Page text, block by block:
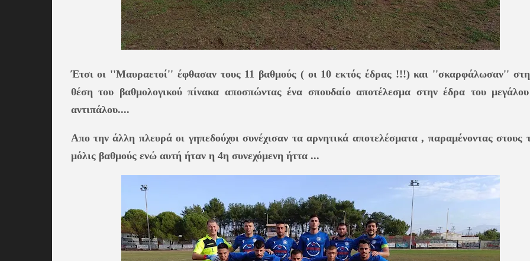
Έτσι οι ''Μαυραετοί'' έφθασαν τους 11 βαθμούς ( οι 10 εκτός έδρας !!!) και ''σκαρφάλωσαν''
θέση του βαθμολογικού πίνακα αποσπώντας ένα σπουδαίο αποτέλεσμα στην έδρα του
αντιπάλου....
Απο την άλλη πλευρά οι γηπεδούχοι συνέχισαν τα αρνητικά αποτελέσματα , παραμένοντας στους
μόλις βαθμούς ενώ αυτή ήταν η 4η συνεχόμενη ήττα ...